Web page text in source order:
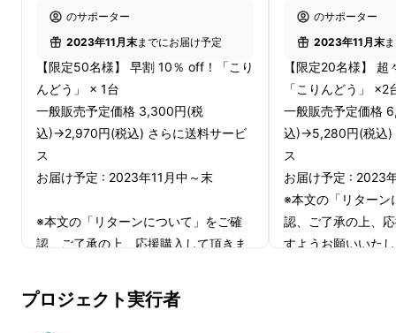
のサポーター
2023年11月末までにお届け予定
【限定50名様】 早割 10％ off！「こり
んどう」 × 1台
一般販売予定価格 3,300円(税
込)→2,970円(税込) さらに送料サービ
ス
お届け予定 : 2023年11月中～末
※本文の「リターンについて」をご確
認、ご了承の上、応援購入して頂きま
のサポーター
2023年11月末
【限定20名様】
「こりんどう」 ×2
一般販売予定価格
込)→5,280円(税込)
ス
お届け予定 : 2023
※本文の「リターン
認、ご了承の上、
すようお願いいた
プロジェクト実行者